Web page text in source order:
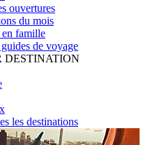
ouvertures
du mois
en famille
de voyage
DESTINATION
les destinations